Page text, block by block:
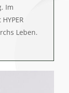
Im
Leben.